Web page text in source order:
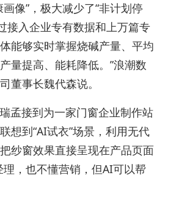
像”，极大减少了“非计划停
接入企业专有数据和上万篇专
能够实时掌握烧碱产量、平均
量提高、能耗降低。”浪潮数
董事长魏代森说。
孟接到为一家门窗企业制作站
想到“AI试衣”场景，利用无代
纱窗效果直接呈现在产品页面
理，也不懂营销，但AI可以帮